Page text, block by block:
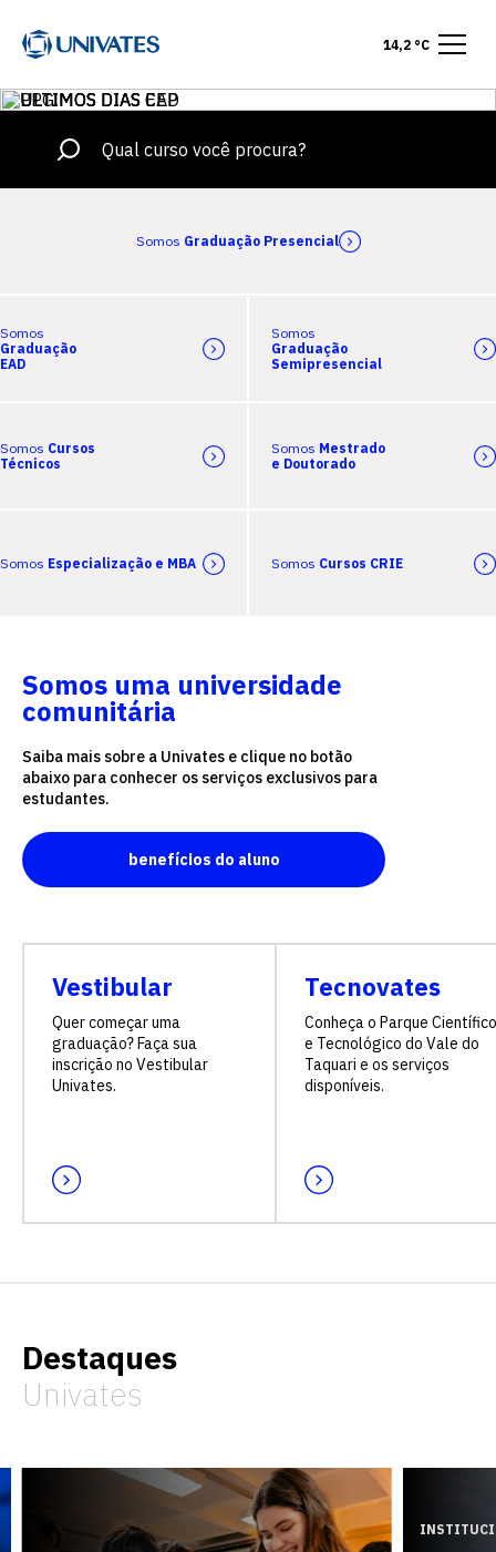
14,2 °C
Somos Graduação Presencial
Somos
Graduação
EAD
Somos
Graduação
Semipresencial
Somos Cursos
Técnicos
Somos Mestrado
e Doutorado
Somos Especialização e MBA Somos Cursos CRIE
Somos uma universidade
comunitária
Saiba mais sobre a Univates e clique no botão
abaixo para conhecer os serviços exclusivos para
estudantes.
benefícios do aluno
Vestibular
Quer começar uma
graduação? Faça sua
inscrição no Vestibular
Univates.
Tecnovates
Conheça o Parque Científico
e Tecnológico do Vale do
Taquari e os serviços
disponíveis.
Destaques
Univates